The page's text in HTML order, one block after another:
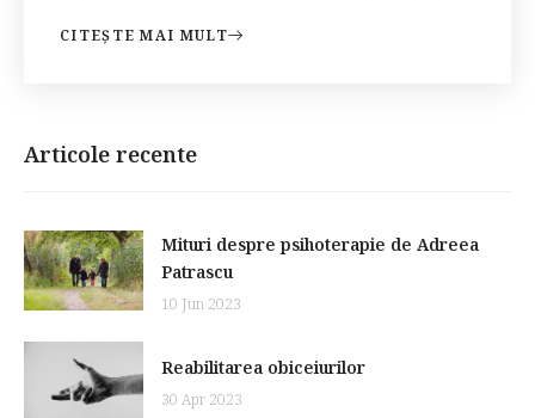
CITEȘTE MAI MULT
Articole recente
Mituri despre psihoterapie de Adreea
Patrascu
10 Jun 2023
Reabilitarea obiceiurilor
30 Apr 2023